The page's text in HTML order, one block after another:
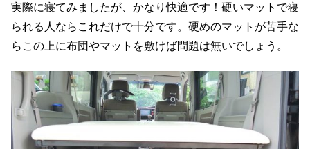
実際に寝てみましたが、かなり快適です！硬いマットで寝
られる人ならこれだけで十分です。硬めのマットが苦手な
らこの上に布団やマットを敷けば問題は無いでしょう。